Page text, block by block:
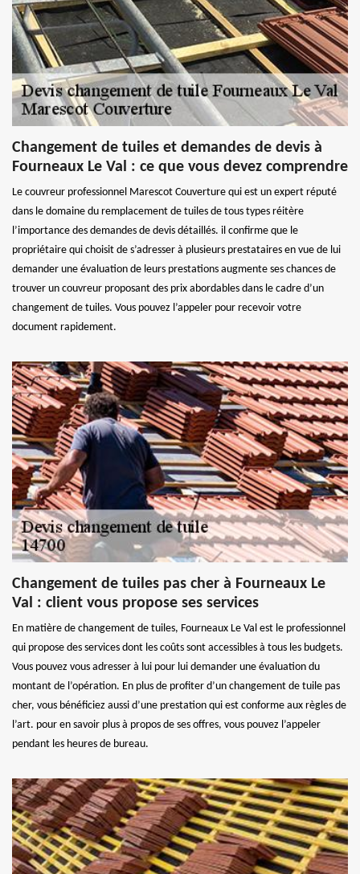
Changement de tuiles et demandes de devis à
Fourneaux Le Val : ce que vous devez comprendre
Le couvreur professionnel Marescot Couverture qui est un expert réputé
dans le domaine du remplacement de tuiles de tous types réitère
l’importance des demandes de devis détaillés. il confirme que le
propriétaire qui choisit de s’adresser à plusieurs prestataires en vue de lui
demander une évaluation de leurs prestations augmente ses chances de
trouver un couvreur proposant des prix abordables dans le cadre d’un
changement de tuiles. Vous pouvez l’appeler pour recevoir votre
document rapidement.
Changement de tuiles pas cher à Fourneaux Le
Val : client vous propose ses services
En matière de changement de tuiles, Fourneaux Le Val est le professionnel
qui propose des services dont les coûts sont accessibles à tous les budgets.
Vous pouvez vous adresser à lui pour lui demander une évaluation du
montant de l’opération. En plus de profiter d’un changement de tuile pas
cher, vous bénéficiez aussi d’une prestation qui est conforme aux règles de
l’art. pour en savoir plus à propos de ses offres, vous pouvez l’appeler
pendant les heures de bureau.